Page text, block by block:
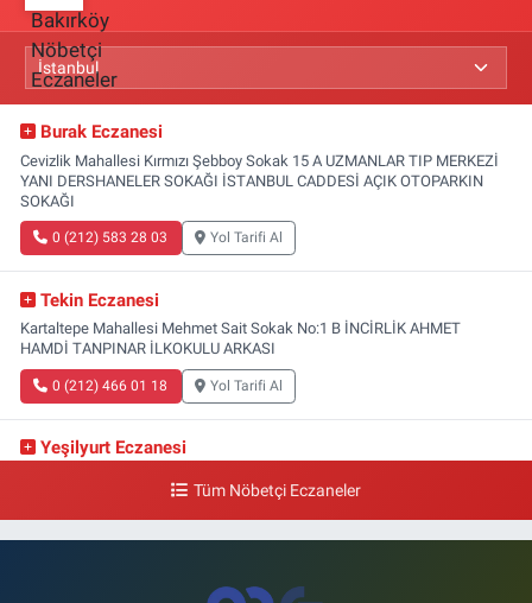
Burak Eczanesi
Cevizlik Mahallesi Kırmızı Şebboy Sokak 15 A UZMANLAR TIP MERKEZİ
YANI DERSHANELER SOKAĞI İSTANBUL CADDESİ AÇIK OTOPARKIN
SOKAĞI
0 (212) 583 28 03 Yol Tarifi Al
Tekin Eczanesi
Kartaltepe Mahallesi Mehmet Sait Sokak No:1 B İNCİRLİK AHMET
HAMDİ TANPINAR İLKOKULU ARKASI
0 (212) 466 01 18 Yol Tarifi Al
Yeşilyurt Eczanesi
Tüm Nöbetçi Eczaneler